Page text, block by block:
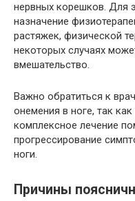
нервных корешков. Для
назначение
растяжек, физической
некоторых случаях
вмешательство.
Важно обратиться к
онемения в ноге, так
комплексное лечение
прогрессирование
ноги.
Причины